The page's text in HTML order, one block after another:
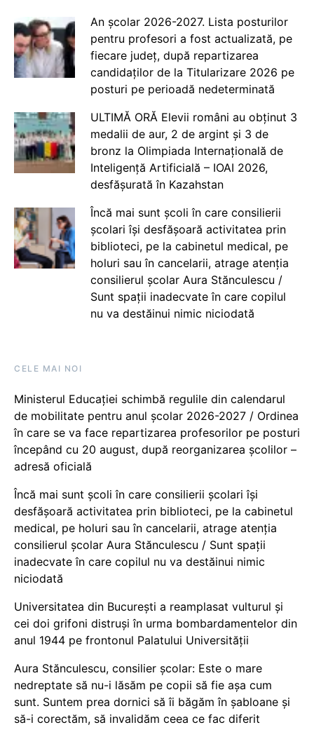
An școlar 2026-2027. Lista posturilor
pentru profesori a fost actualizată, pe
fiecare județ, după repartizarea
candidaților de la Titularizare 2026 pe
posturi pe perioadă nedeterminată
ULTIMĂ ORĂ Elevii români au obținut 3
medalii de aur, 2 de argint și 3 de
bronz la Olimpiada Internațională de
Inteligență Artificială – IOAI 2026,
desfășurată în Kazahstan
Încă mai sunt școli în care consilierii
școlari își desfășoară activitatea prin
biblioteci, pe la cabinetul medical, pe
holuri sau în cancelarii, atrage atenția
consilierul școlar Aura Stănculescu /
Sunt spații inadecvate în care copilul
nu va destăinui nimic niciodată
CELE MAI NOI
Ministerul Educației schimbă regulile din calendarul
de mobilitate pentru anul școlar 2026-2027 / Ordinea
în care se va face repartizarea profesorilor pe posturi
începând cu 20 august, după reorganizarea școlilor –
adresă oficială
Încă mai sunt școli în care consilierii școlari își
desfășoară activitatea prin biblioteci, pe la cabinetul
medical, pe holuri sau în cancelarii, atrage atenția
consilierul școlar Aura Stănculescu / Sunt spații
inadecvate în care copilul nu va destăinui nimic
niciodată
Universitatea din București a reamplasat vulturul și
cei doi grifoni distruși în urma bombardamentelor din
anul 1944 pe frontonul Palatului Universității
Aura Stănculescu, consilier școlar: Este o mare
nedreptate să nu-i lăsăm pe copii să fie așa cum
sunt. Suntem prea dornici să îi băgăm în șabloane și
să-i corectăm, să invalidăm ceea ce fac diferit